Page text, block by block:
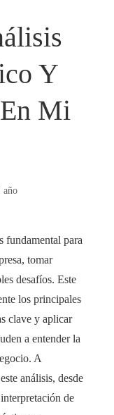
Y
Mi
año
fundamental para
tomar
desafíos. Este
los principales
clave y aplicar
a entender la
A
análisis, desde
de